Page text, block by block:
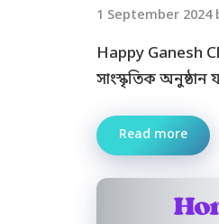
1 September 2024
Happy Ganesh
সাংস্কৃতিক অনুষ্ঠান
Read more